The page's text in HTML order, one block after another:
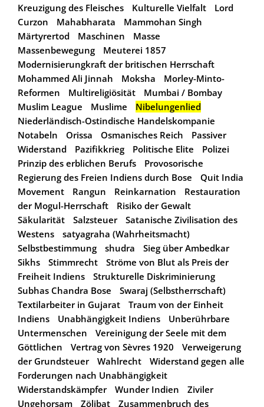
Kreuzigung des Fleisches
Kulturelle Vielfalt
Lord
Curzon
Mahabharata
Mammohan Singh
Märtyrertod
Maschinen
Masse
Massenbewegung
Meuterei 1857
Modernisierungkraft der britischen Herrschaft
Mohammed Ali Jinnah
Moksha
Morley-Minto-
Reformen
Multireligiösität
Mumbai / Bombay
Muslim League
Muslime
Nibelungenlied
Niederländisch-Ostindische Handelskompanie
Notabeln
Orissa Osmanisches Reich
Passiver
Widerstand
Pazifikkrieg Politische Elite
Polizei
Prinzip des erblichen Berufs
Provosorische
Regierung des Freien Indiens durch Bose
Quit India
Movement
Rangun Reinkarnation
Restauration
der Mogul-Herrschaft
Risiko der Gewalt
Säkularität
Salzsteuer
Satanische Zivilisation des
Westens
satyagraha (Wahrheitsmacht)
Selbstbestimmung
shudra
Sieg über Ambedkar
Sikhs
Stimmrecht
Ströme von Blut als Preis der
Freiheit Indiens
Strukturelle Diskriminierung
Subhas Chandra Bose
Swaraj (Selbstherrschaft)
Textilarbeiter in Gujarat
Traum von der Einheit
Indiens
Unabhängigkeit Indiens
Unberührbare
Untermenschen
Vereinigung der Seele mit dem
Göttlichen
Vertrag von Sèvres 1920
Verweigerung
der Grundsteuer
Wahlrecht
Widerstand gegen alle
Forderungen nach Unabhängigkeit
Widerstandskämpfer
Wunder Indien
Ziviler
Ungehorsam
Zölibat Zusammenbruch des